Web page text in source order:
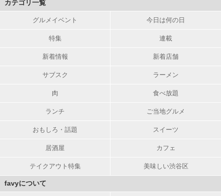
カテゴリ一覧
グルメイベント 今日は何の日
特集 連載
新着情報 新着店舗
サブスク ラーメン
肉 食べ放題
ランチ ご当地グルメ
おもしろ・話題 スイーツ
居酒屋 カフェ
テイクアウト特集 美味しい渋谷区
favyについて